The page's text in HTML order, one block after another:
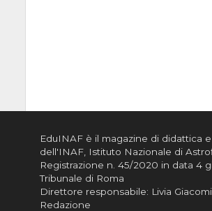
EduINAF è il magazine di didattica
dell'INAF, Istituto Nazionale di
Registrazione n. 45/2020 in data 4
Tribunale di Roma
Direttore responsabile: Livia
Redazione